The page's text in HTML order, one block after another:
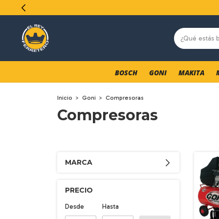
BOSCH GONI MAKITA
Inicio > Goni > Compresoras
Compresoras
MARCA
PRECIO
Desde Hasta